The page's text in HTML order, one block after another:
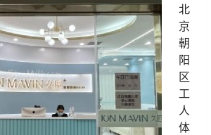
北
京
朝
阳
区
工
人
体